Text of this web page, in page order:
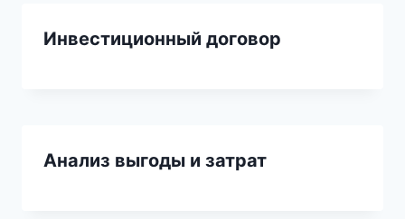
Инвестиционный договор
Анализ выгоды и затрат